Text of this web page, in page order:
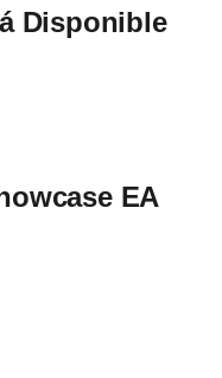
Disponible
EA